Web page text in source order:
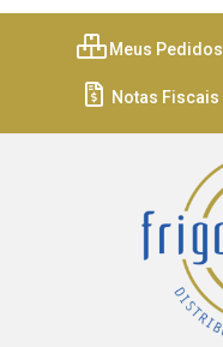
Meus Pedidos
Notas Fiscais